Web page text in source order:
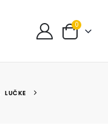
0
LUČKE